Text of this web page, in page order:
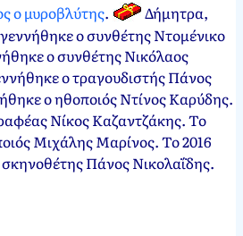
ο μυροβλύτης.
Δήμητρα,
ο συνθέτης Ντομένικο
ο συνθέτης Νικόλαος
ο τραγουδιστής Πάνος
ο ηθοποιός Ντίνος Καρύδης.
Νίκος Καζαντζάκης. Το
Μιχάλης Μαρίνος. Το 2016
Πάνος Νικολαΐδης.